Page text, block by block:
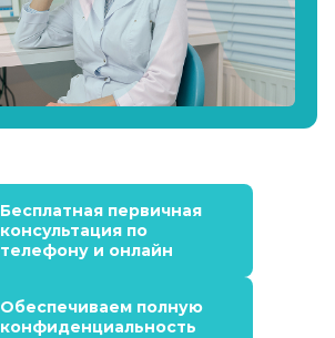
Бесплатная первичная
консультация по
телефону и онлайн
Обеспечиваем полную
конфиденциальность